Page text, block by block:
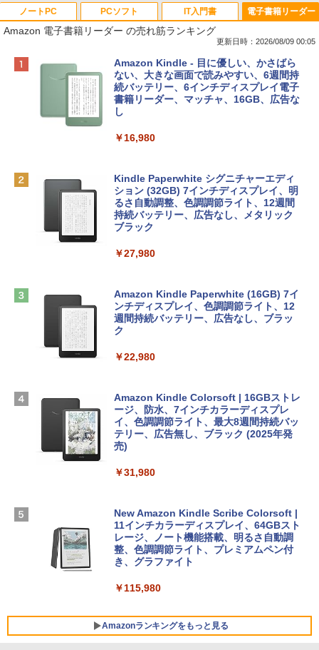
ノートPC
Apple 2026 MacBook Neo A18 Proチッ
プ搭載13インチノートブック：AIとAppl
e Intelligenceのために設計、Liquid Ret
inaディスプレイ、8GBユニファイドメモ
リ、512GB SSDストレージ、1080p Fac
ゴ
tomtoc 360°保護 15.6 16インチ パソコ
ンケース Dell NEC Lavie ASUS HP dyna
book Lenovo対応
￥2,952
Apple 2026 MacBook Air M5チップ搭載
13インチノートブック：AIとApple Intell
igence、13.6インチLiquid Retinaディ
スプレイ、16GBユニファイドメモリ、51
レームカメラ、日本語キーボード、Touc
￥224,800
【Amazon.co.jp限定】 HP ノートパソコ
ン 15-fd 15.6インチ 16GBメモリ 512GB
FMV ノートパソコン WE1-K3 (MS 365 P
ersonal/Copilotキー搭載/Win 11/15.6型/
Core i5/16GB/SSD 512GB/ホワイト) FM
VWK3E15W_AZ
￥139,880
PCソフト
Robloxギフトカード - 800 Robux 【限
定バーチャルアイテムを含む】 【オンラ
インゲームコード】 ロブロックス | オン
ラインコード版
定バーチャルアイテムを含む】 【オンラ
インゲームコード】 ロブロックス |オン
ラインコード版
￥1,600
ows11、10/mac対応|PC2台
￥39,582
Robloxギフトカード - 2,000 Robux 【限
ラインコード版
￥3,200
ト): Java & Bedrock Edition | オンライ
￥3,600
IT入門書
生成AIパスポート公式テキスト 第４版
￥1,766
ズ (はぴーイラストLabo)
￥480
bデザイン入門講座［第2版］
ClaudeCode いちばんやさしい 教科書:
方 マニュアル AI副業にもコンテンツ作成
￥99
FM TOWNS ハイパー・カタログ: 本体ハ
ェクトリストと最新エミュレータ紹介
電子書籍リーダー
Amazon 電子書籍リーダー の売れ筋ランキング
更新日時：2026/08/09 00:05
Amazon Kindle - 目に優しい、かさばら
ない、大きな画面で読みやすい、6週間持
続バッテリー、6インチディスプレイ電子
書籍リーダー、マッチャ、16GB、広告な
し
￥16,980
Kindle Paperwhite シグニチャーエディ
ション (32GB) 7インチディスプレイ、明
るさ自動調整、色調調節ライト、12週間
持続バッテリー、広告なし、メタリック
ブラック
￥27,980
Amazon Kindle Paperwhite (16GB) 7イ
ンチディスプレイ、色調調節ライト、12
週間持続バッテリー、広告なし、ブラッ
ク
￥22,980
Amazon Kindle Colorsoft | 16GBストレ
ージ、防水、7インチカラーディスプレ
イ、色調調節ライト、最大8週間持続バッ
テリー、広告無し、ブラック (2025年発
売)
￥31,980
New Amazon Kindle Scribe Colorsoft |
11インチカラーディスプレイ、64GBスト
レージ、ノート機能搭載、明るさ自動調
整、色調調節ライト、プレミアムペン付
き、グラファイト
￥115,980
Amazonランキングをもっと見る